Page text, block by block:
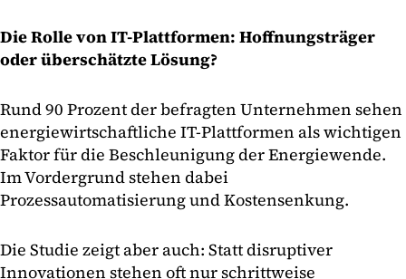
Die Rolle von IT-Plattformen: Hoffnungsträger
oder überschätzte Lösung?
Rund 90 Prozent der befragten Unternehmen sehen
energiewirtschaftliche IT-Plattformen als wichtigen
Faktor für die Beschleunigung der Energiewende.
Im Vordergrund stehen dabei
Prozessautomatisierung und Kostensenkung.
Die Studie zeigt aber auch: Statt disruptiver
Innovationen stehen oft nur schrittweise